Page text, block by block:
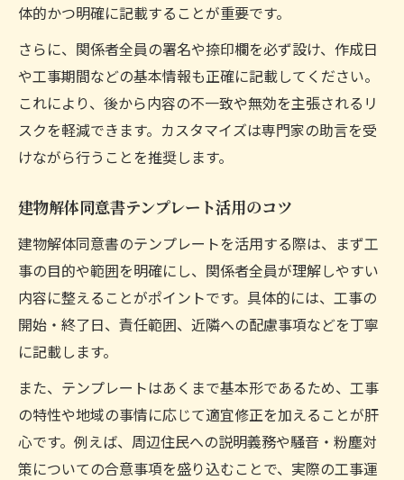
体的かつ明確に記載することが重要です。
さらに、関係者全員の署名や捺印欄を必ず設け、作成日
や工事期間などの基本情報も正確に記載してください。
これにより、後から内容の不一致や無効を主張されるリ
スクを軽減できます。カスタマイズは専門家の助言を受
けながら行うことを推奨します。
建物解体同意書テンプレート活用のコツ
建物解体同意書のテンプレートを活用する際は、まず工
事の目的や範囲を明確にし、関係者全員が理解しやすい
内容に整えることがポイントです。具体的には、工事の
開始・終了日、責任範囲、近隣への配慮事項などを丁寧
に記載します。
また、テンプレートはあくまで基本形であるため、工事
の特性や地域の事情に応じて適宜修正を加えることが肝
心です。例えば、周辺住民への説明義務や騒音・粉塵対
策についての合意事項を盛り込むことで、実際の工事運